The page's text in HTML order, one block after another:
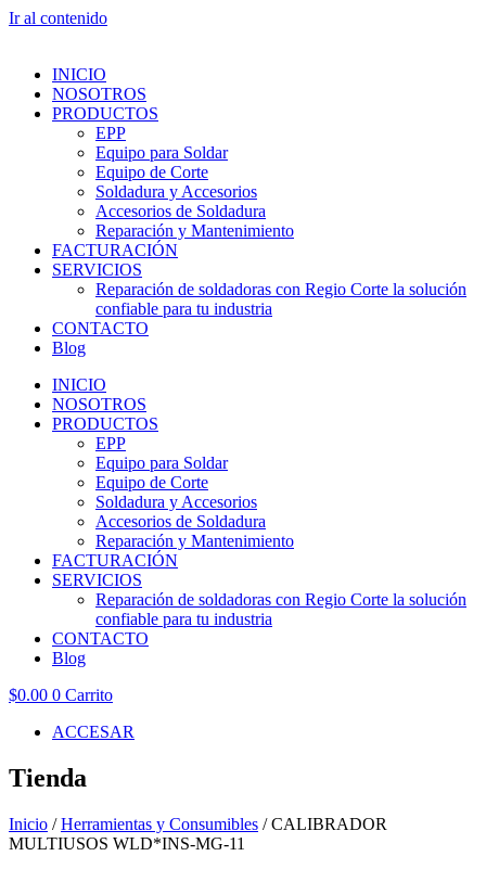
Ir al contenido
INICIO
NOSOTROS
PRODUCTOS
EPP
Equipo para Soldar
Equipo de Corte
Soldadura y Accesorios
Accesorios de Soldadura
Reparación y Mantenimiento
FACTURACIÓN
SERVICIOS
Reparación de soldadoras con Regio Corte la solución
confiable para tu industria
CONTACTO
Blog
INICIO
NOSOTROS
PRODUCTOS
EPP
Equipo para Soldar
Equipo de Corte
Soldadura y Accesorios
Accesorios de Soldadura
Reparación y Mantenimiento
FACTURACIÓN
SERVICIOS
Reparación de soldadoras con Regio Corte la solución
confiable para tu industria
CONTACTO
Blog
$0.00 0 Carrito
ACCESAR
Tienda
Inicio /Herramientas y Consumibles / CALIBRADOR
MULTIUSOS WLD*INS-MG-11